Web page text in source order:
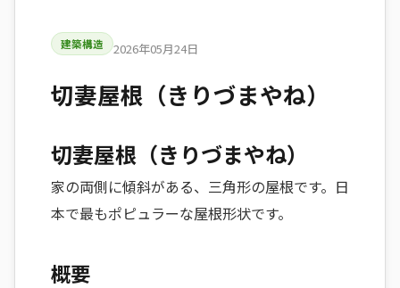
建築構造 2026年05月24日
切妻屋根（きりづまやね）
切妻屋根（きりづまやね）
家の両側に傾斜がある、三角形の屋根です。日
本で最もポピュラーな屋根形状です。
概要